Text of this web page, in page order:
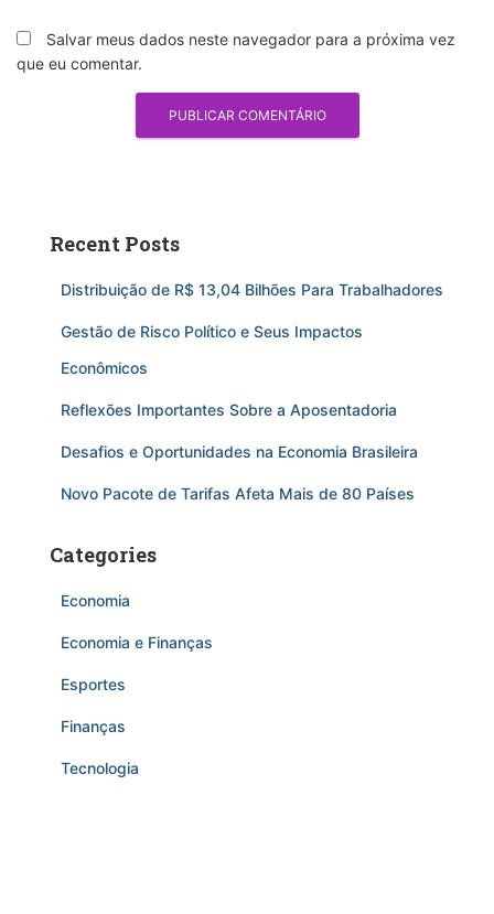
Salvar meus dados neste navegador para a próxima vez
que eu comentar.
Recent Posts
Distribuição de R$ 13,04 Bilhões Para Trabalhadores
Gestão de Risco Político e Seus Impactos
Econômicos
Reflexões Importantes Sobre a Aposentadoria
Desafios e Oportunidades na Economia Brasileira
Novo Pacote de Tarifas Afeta Mais de 80 Países
Categories
Economia
Economia e Finanças
Esportes
Finanças
Tecnologia